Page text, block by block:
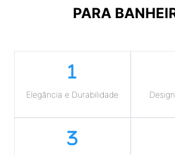
PARA
Elegância e Durabilidade